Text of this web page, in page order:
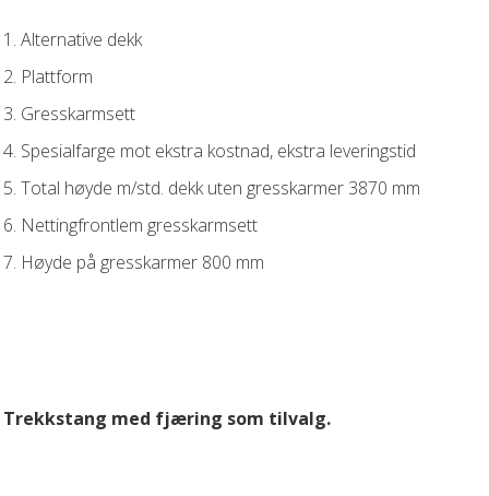
1. Alternative dekk
2. Plattform
3. Gresskarmsett
4. Spesialfarge mot ekstra kostnad, ekstra leveringstid
5. Total høyde m/std. dekk uten gresskarmer 3870 mm
6. Nettingfrontlem gresskarmsett
7. Høyde på gresskarmer 800 mm
Trekkstang med fjæring som tilvalg.